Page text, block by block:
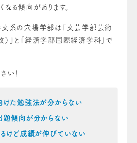
る傾向があります。
文系の穴場学部は「文芸学部芸術
」と「経済学部国際経済学科」で
い！
けた勉強法が分からない
題傾向が分からない
けど成績が伸びていない